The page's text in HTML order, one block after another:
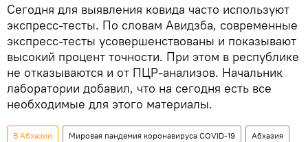
Сегодня для выявления ковида часто используют
экспресс-тесты. По словам Авидзба, современные
экспресс-тесты усовершенствованы и показывают
высокий процент точности. При этом в республике
не отказываются и от ПЦР-анализов. Начальник
лаборатории добавил, что на сегодня есть все
необходимые для этого материалы.
В Абхазии Мировая пандемия коронавируса COVID-19 Абхазия